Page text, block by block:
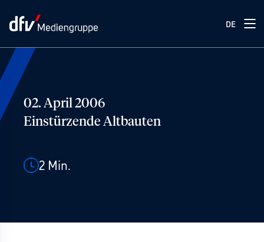
DE
02. April 2006
Einstürzende Altbauten
2 Min.